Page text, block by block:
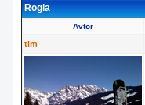
Rogla
Avtor
tim